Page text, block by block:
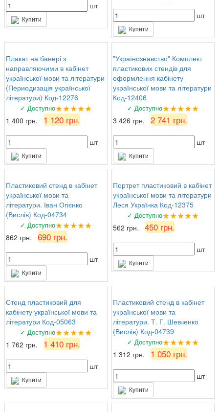
шт
Купити шт
Купити
Плакат на банері з
направляючими в кабінет
української мови та літератури
(Периодизація української
літератури) Код-12276
✓ Доступно★★★★★
1 400 грн. 1 120 грн.
шт
Купити
"Українознавство" Комплект
пластикових стендів для
оформлення кабінету
української мови та літератури
Код-12406
✓ Доступно★★★★★
3 426 грн. 2 741 грн.
шт
Купити
Пластиковий стенд в кабінет
української мови та
літератури. Іван Огієнко
(Вислів) Код-04734
✓ Доступно★★★★★
862 грн. 690 грн.
шт
Купити
Портрет пластиковий в кабінет
української мови та літератури
Леся Українка Код-12375
✓ Доступно★★★★★
562 грн. 450 грн.
шт
Купити
Стенд пластиковий для
кабінету української мови та
літератури Код-05063
✓ Доступно★★★★★
1 762 грн. 1 410 грн.
шт
Купити
Пластиковий стенд в кабінет
української мови та
літератури. Т. Г. Шевченко
(Вислів) Код-04739
✓ Доступно★★★★★
1 312 грн. 1 050 грн.
шт
Купити